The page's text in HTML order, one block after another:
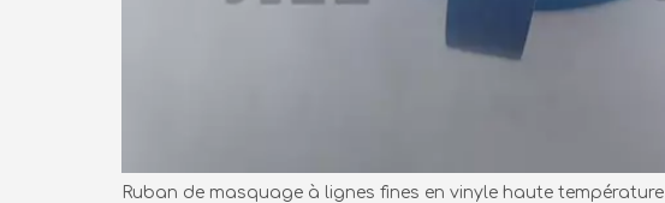
Ruban de masquage à lignes fines en vinyle haute température